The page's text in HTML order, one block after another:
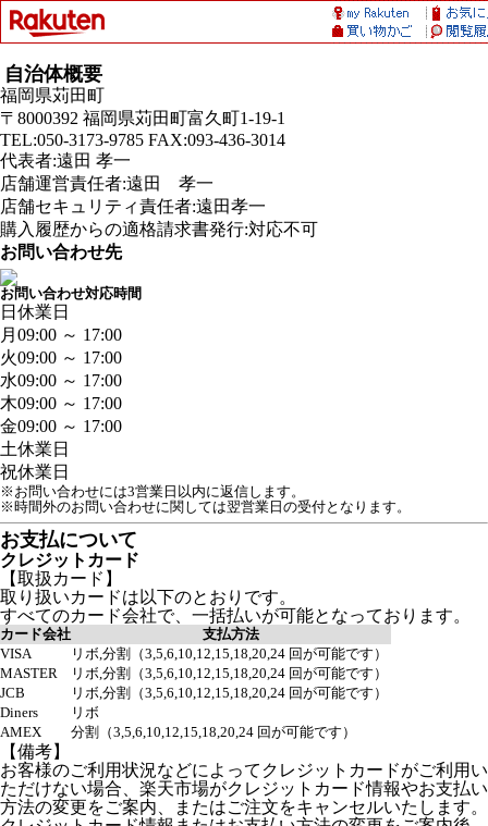
自治体概要
福岡県苅田町
〒8000392 福岡県苅田町富久町1-19-1
TEL:050-3173-9785 FAX:093-436-3014
代表者:遠田 孝一
店舗運営責任者:遠田 孝一
店舗セキュリティ責任者:遠田孝一
購入履歴からの適格請求書発行:対応不可
お問い合わせ先
お問い合わせ対応時間
日 休業日
月 09:00 ～ 17:00
火09:00 ～ 17:00
水09:00 ～ 17:00
木09:00 ～ 17:00
金09:00 ～ 17:00
土休業日
祝休業日
※お問い合わせには3営業日以内に返信します。
※時間外のお問い合わせに関しては翌営業日の受付となります。
お支払について
クレジットカード
【取扱カード】
取り扱いカードは以下のとおりです。
すべてのカード会社で、一括払いが可能となっております。
カード会社
支払方法
VISA
リボ,分割（3,5,6,10,12,15,18,20,24 回が可能です）
MASTER
リボ,分割（3,5,6,10,12,15,18,20,24 回が可能です）
JCB
リボ,分割（3,5,6,10,12,15,18,20,24 回が可能です）
Diners
リボ
AMEX
分割（3,5,6,10,12,15,18,20,24 回が可能です）
【備考】
お客様のご利用状況などによってクレジットカードがご利用い
ただけない場合、楽天市場がクレジットカード情報やお支払い
方法の変更をご案内、またはご注文をキャンセルいたします。